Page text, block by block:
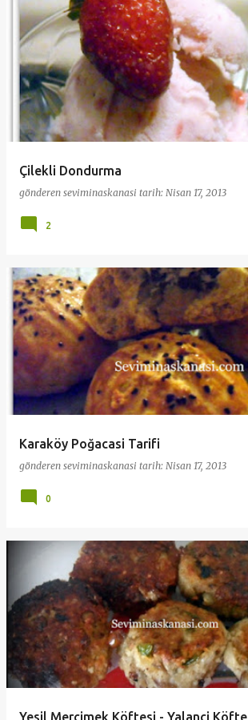
Çilekli Dondurma
gönderen seviminaskanasi tarih: Nisan 17, 2013
2
Karaköy Poğacasi Tarifi
gönderen seviminaskanasi tarih: Nisan 17, 2013
0
Yesil Mercimek Köftesi - Yalanci Köfte